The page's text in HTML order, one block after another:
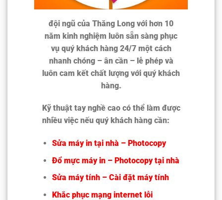
đội ngũ của Thăng Long với hơn 10
năm kinh nghiệm luôn sẵn sàng phục
vụ quý khách hàng 24/7 một cách
nhanh chóng – ân cần – lễ phép và
luôn cam kết chất lượng với quý khách
hàng.
Kỹ thuật tay nghề cao có thể làm được
nhiều việc nếu quý khách hàng cần:
Sửa máy in tại nhà – Photocopy
Đổ mực máy in – Photocopy tại nhà
Sửa máy tính – Cài đặt máy tính
Khắc phục mạng internet lỗi